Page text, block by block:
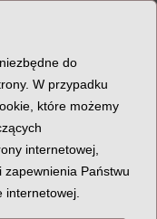
do
W przypadku
które możemy
internetowej,
Państwu
internetowej.
J K L Ł M
V W X Z
Bu By Bz